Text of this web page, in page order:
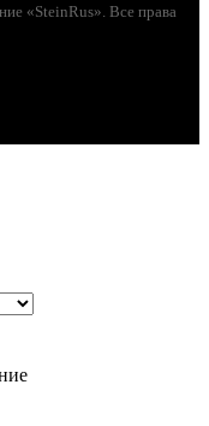
«SteinRus». Все права